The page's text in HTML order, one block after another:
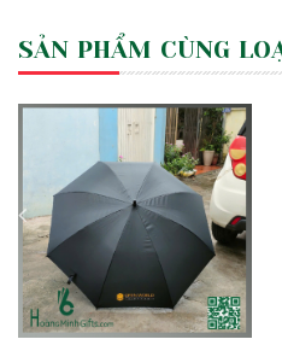
SẢN PHẨM CÙNG